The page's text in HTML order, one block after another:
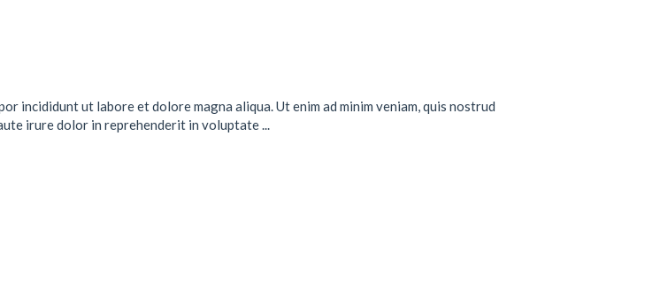
incididunt ut labore et dolore magna aliqua. Ut enim ad minim veniam, quis nostrud
irure dolor in reprehenderit in voluptate ...